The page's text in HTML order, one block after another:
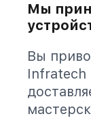
Мы
Вы
Infratech